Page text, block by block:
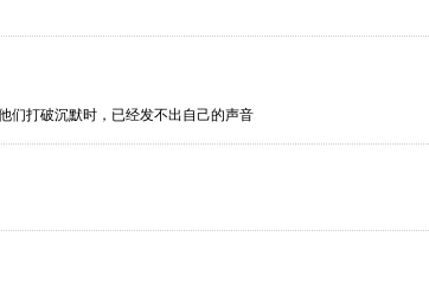
们打破沉默时，已经发不出自己的声音